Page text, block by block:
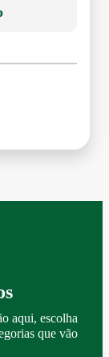
aqui, escolha
que vão